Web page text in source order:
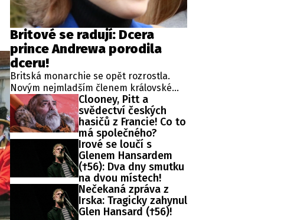
Britové se radují: Dcera
prince Andrewa porodila
dceru!
Britská monarchie se opět rozrostla.
Novým nejmladším členem královské
rodiny, v jejímž čele stojí král Karel III., je
novorozená dcera princezny Eugenie,
jedné z dcer kontroverzního prince
Andrewa.
Clooney, Pitt a
svědectví českých
hasičů z Francie! Co to
má společného?
Irové se loučí s
Glenem Hansardem
(†56): Dva dny smutku
na dvou místech!
Nečekaná zpráva z
Irska: Tragicky zahynul
Glen Hansard (†56)!